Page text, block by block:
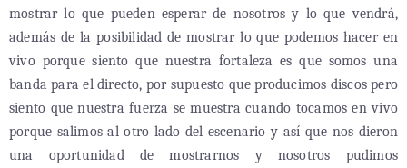
mostrar lo que pueden esperar de nosotros y lo que vendrá,
además de la posibilidad de mostrar lo que podemos hacer en
vivo porque siento que nuestra fortaleza es que somos una
banda para el directo, por supuesto que producimos discos pero
siento que nuestra fuerza se muestra cuando tocamos en vivo
porque salimos al otro lado del escenario y así que nos dieron
una oportunidad de mostrarnos y nosotros pudimos